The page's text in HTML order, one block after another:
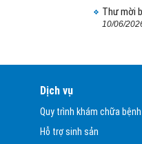
trong dịp
thực hành
viện Sản
Thư mời
10/06/
Dịch vụ
Quy trình khám chữa bệnh
Hỗ trợ sinh sản